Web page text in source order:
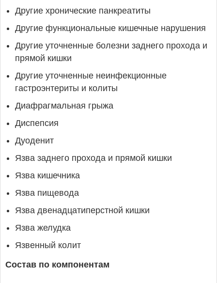
Другие хронические панкреатиты
Другие функциональные кишечные нарушения
Другие уточненные болезни заднего прохода и
прямой кишки
Другие уточненные неинфекционные
гастроэнтериты и колиты
Диафрагмальная грыжа
Диспепсия
Дуоденит
Язва заднего прохода и прямой кишки
Язва кишечника
Язва пищевода
Язва двенадцатиперстной кишки
Язва желудка
Язвенный колит
Состав по компонентам